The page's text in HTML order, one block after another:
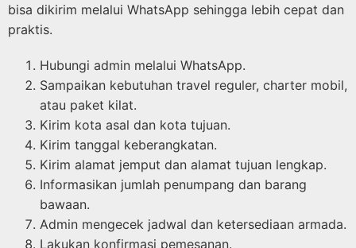
bisa dikirim melalui WhatsApp sehingga lebih cepat dan
praktis.
Hubungi admin melalui WhatsApp.
Sampaikan kebutuhan travel reguler, charter mobil,
atau paket kilat.
Kirim kota asal dan kota tujuan.
Kirim tanggal keberangkatan.
Kirim alamat jemput dan alamat tujuan lengkap.
Informasikan jumlah penumpang dan barang
bawaan.
Admin mengecek jadwal dan ketersediaan armada.
Lakukan konfirmasi pemesanan.